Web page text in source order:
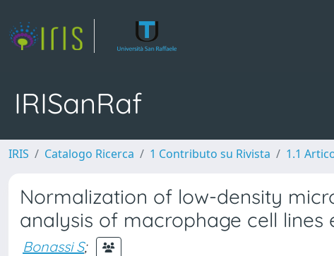
IRISanRaf
IRIS Catalogo Ricerca 1 Contributo su Rivista 1.1
Normalization of low-density
analysis of macrophage cell lines
Bonassi S;